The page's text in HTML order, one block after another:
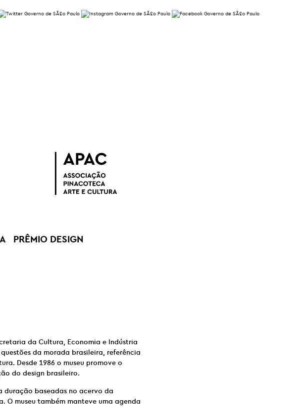
PRÊMIO DESIGN
da Cultura, Economia e Indústria
da morada brasileira, referência
Desde 1986 o museu promove o
do design brasileiro.
duração baseadas no acervo da
O museu também manteve uma agenda